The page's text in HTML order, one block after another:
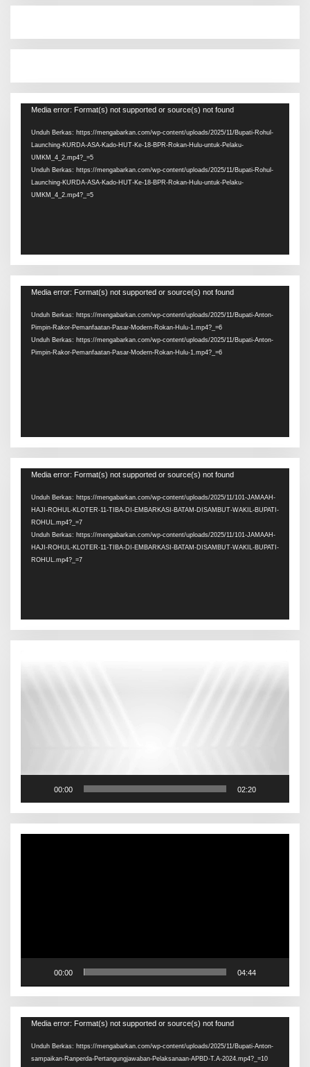
Pemutar
Media error: Format(s) not supported or source(s) not found
Unduh Berkas: https://mengabarkan.com/wp-content/uploads/2025/11/Bupati-Rohul-
Launching-KURDA-ASA-Kado-HUT-Ke-18-BPR-Rokan-Hulu-untuk-Pelaku-
UMKM_4_2.mp4?_=5
Unduh Berkas: https://mengabarkan.com/wp-content/uploads/2025/11/Bupati-Rohul-
Launching-KURDA-ASA-Kado-HUT-Ke-18-BPR-Rokan-Hulu-untuk-Pelaku-
UMKM_4_2.mp4?_=5
Pemutar
Media error: Format(s) not supported or source(s) not found
Unduh Berkas: https://mengabarkan.com/wp-content/uploads/2025/11/Bupati-Anton-
Pimpin-Rakor-Pemanfaatan-Pasar-Modern-Rokan-Hulu-1.mp4?_=6
Unduh Berkas: https://mengabarkan.com/wp-content/uploads/2025/11/Bupati-Anton-
Pimpin-Rakor-Pemanfaatan-Pasar-Modern-Rokan-Hulu-1.mp4?_=6
Pemutar
Media error: Format(s) not supported or source(s) not found
Unduh Berkas: https://mengabarkan.com/wp-content/uploads/2025/11/101-JAMAAH-
HAJI-ROHUL-KLOTER-11-TIBA-DI-EMBARKASI-BATAM-DISAMBUT-WAKIL-BUPATI-
ROHUL.mp4?_=7
Unduh Berkas: https://mengabarkan.com/wp-content/uploads/2025/11/101-JAMAAH-
HAJI-ROHUL-KLOTER-11-TIBA-DI-EMBARKASI-BATAM-DISAMBUT-WAKIL-BUPATI-
ROHUL.mp4?_=7
00:00 02:20
00:00 04:44
Pemutar
Media error: Format(s) not supported or source(s) not found
Unduh Berkas: https://mengabarkan.com/wp-content/uploads/2025/11/Bupati-Anton-
sampaikan-Ranperda-Pertangungjawaban-Pelaksanaan-APBD-T.A-2024.mp4?_=10